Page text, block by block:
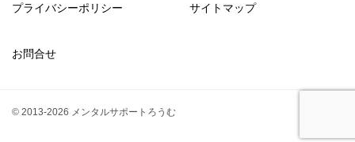
プライバシーポリシー サイトマップ
お問合せ
© 2013-2026 メンタルサポートろうむ